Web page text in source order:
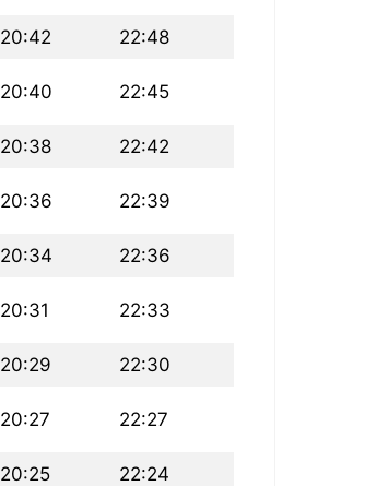
20:42 22:48
20:40 22:45
20:38 22:42
20:36 22:39
20:34 22:36
20:31 22:33
20:29 22:30
20:27 22:27
20:25 22:24